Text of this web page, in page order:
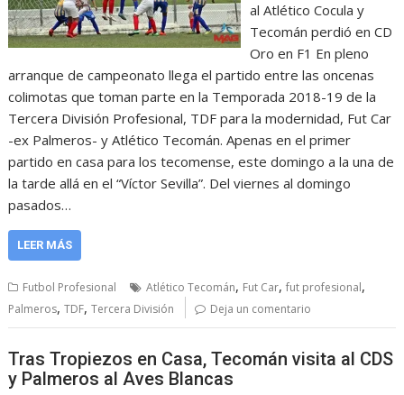
al Atlético Cocula y
Tecomán perdió en CD
Oro en F1 En pleno
arranque de campeonato llega el partido entre las oncenas
colimotas que toman parte en la Temporada 2018-19 de la
Tercera División Profesional, TDF para la modernidad, Fut Car
-ex Palmeros- y Atlético Tecomán. Apenas en el primer
partido en casa para los tecomense, este domingo a la una de
la tarde allá en el “Víctor Sevilla”. Del viernes al domingo
pasados…
LEER MÁS
Futbol Profesional Atlético Tecomán, Fut Car,fut profesional,
Palmeros,TDF,Tercera División Deja un comentario
Tras Tropiezos en Casa, Tecomán visita al CDS
y Palmeros al Aves Blancas